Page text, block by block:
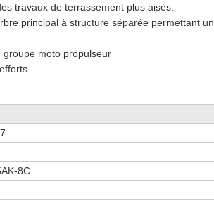
travaux de terrassement plus aisés.
principal à structure séparée permettant un
moto propulseur
8C